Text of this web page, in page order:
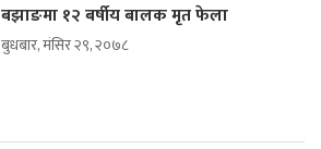
बझाङमा १२ बर्षीय बालक मृत फेला
बुधबार, मंसिर २९, २०७८